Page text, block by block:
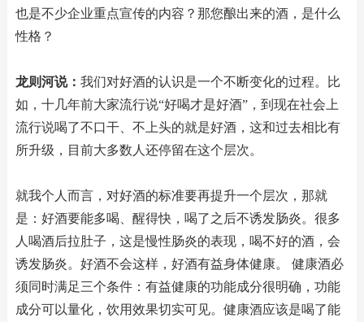
也是不少企业重点宣传的内容？那您酿出来的酒，是什么
性格？
龙则河说： 我们对好酒的认识是一个不断变化的过程。比
如，十几年前大家流行说“好喝才是好酒”，到现在社会上
流行说喝了不口干、不上头的就是好酒，这和过去相比有
所升级，目前大多数人还停留在这个层次。
就我个人而言，对好酒的标准要再提升一个层次，那就
是：好酒要能多喝、醒得快，喝了之后不诱发肠炎。很多
人喝酒后拉肚子，这是慢性肠炎的表现，喝不好的酒，会
诱发肠炎。好酒不会这样，好酒有益身体健康。 健康酒必
须同时满足三个条件：有益健康的功能成分很明确，功能
成分可以量化，饮用效果切实可见。健康酒应该是喝了能